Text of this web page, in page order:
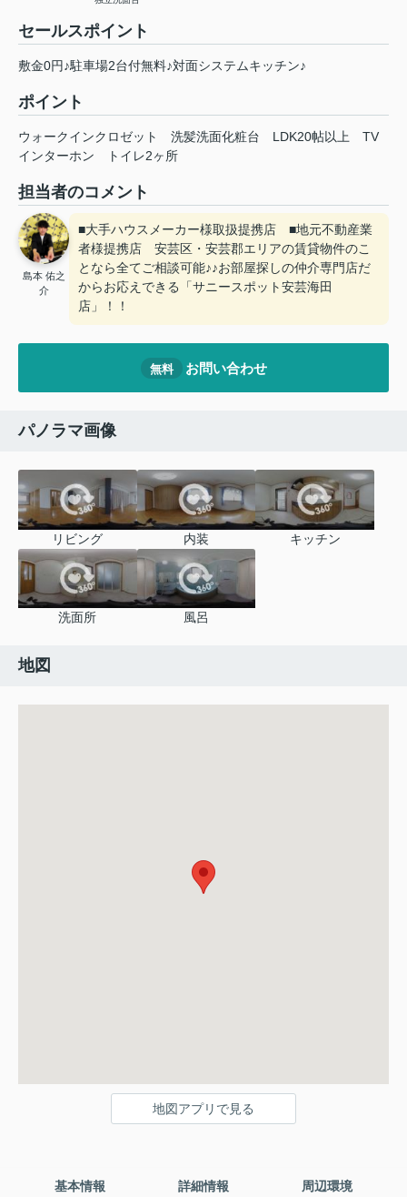
セールスポイント
敷金0円♪駐車場2台付無料♪対面システムキッチン♪
ポイント
ウォークインクロゼット 洗髪洗面化粧台 LDK20帖以上
TV
インターホン
トイレ2ヶ所
担当者のコメント
島本 佑之
介
■大手ハウスメーカー様取扱提携店 ■地元不動産業
者様提携店 安芸区・安芸郡エリアの賃貸物件のこ
となら全てご相談可能♪♪お部屋探しの仲介専門店だ
からお応えできる「サニースポット安芸海田
店」！！
無料 お問い合わせ
パノラマ画像
リビング 内装 キッチン
洗面所 風呂
地図
地図アプリで見る
基本情報 詳細情報 周辺環境